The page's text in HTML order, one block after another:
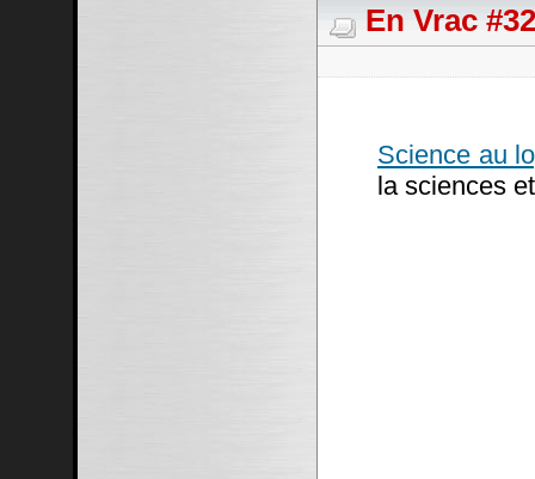
En Vrac
Science au
la sciences